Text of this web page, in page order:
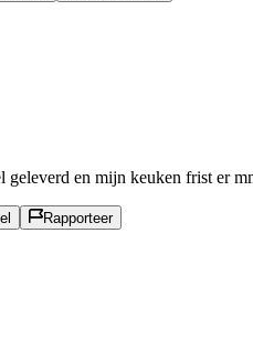
geleverd en mijn keuken frist er
Rapporteer